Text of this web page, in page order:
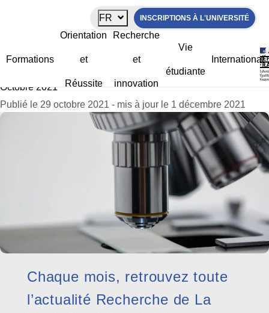
FR INSCRIPTIONS À L'UNIVERSITÉ
Formations
Orientation
et
Réussite
Recherche
et
innovation
Vie
étudiante
International
Au fil de la Recherche – Octobre 2021
Au fil de la Recherche –
Octobre 2021
Publié le 29 octobre 2021 - mis à jour le 1 décembre 2021
Chaque mois, retrouvez toute
l’actualité Recherche de La
Panneau de gestion des cookies